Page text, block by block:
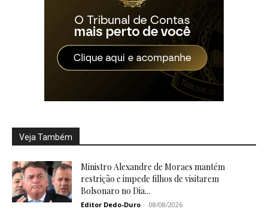
Veja Também
Ministro Alexandre de Moraes mantém
restrição e impede filhos de visitarem
Bolsonaro no Dia...
Editor Dedo-Duro - 08/08/2026